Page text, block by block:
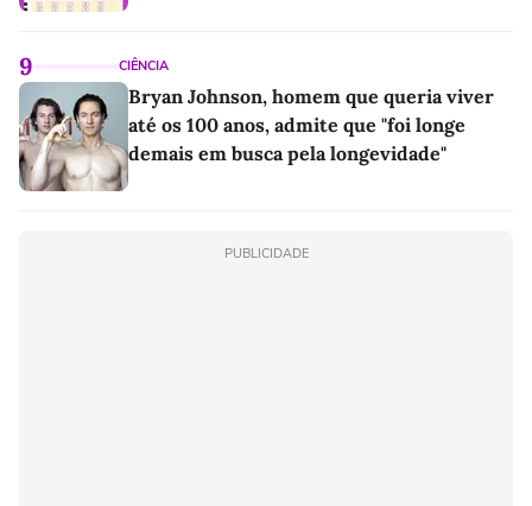
9 CIÊNCIA
Bryan Johnson, homem que queria viver
até os 100 anos, admite que "foi longe
demais em busca pela longevidade"
PUBLICIDADE